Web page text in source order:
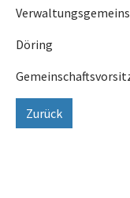
Döring
Zurück